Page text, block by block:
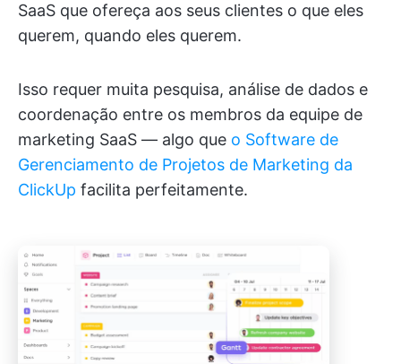
SaaS que ofereça aos seus clientes o que eles
querem, quando eles querem.
Isso requer muita pesquisa, análise de dados e
coordenação entre os membros da equipe de
marketing SaaS — algo que o Software de
Gerenciamento de Projetos de Marketing da
ClickUp facilita perfeitamente.